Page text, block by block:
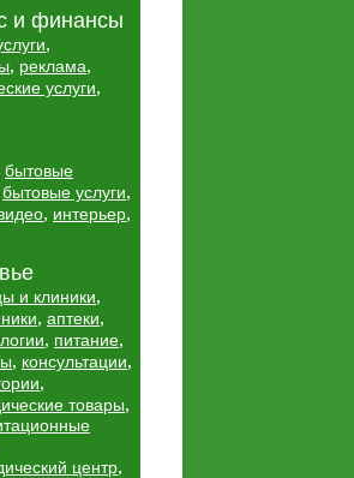
и финансы
,
, реклама,
услуги,
бытовые
бытовые услуги,
, интерьер,
и клиники,
, аптеки,
, питание,
, консультации,
,
товары,
центр,